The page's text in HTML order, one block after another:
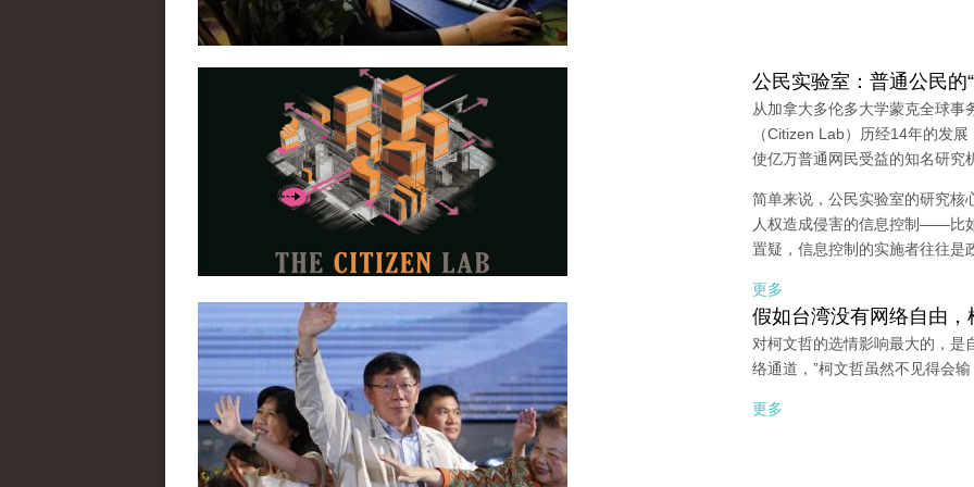
公民实验室：普通公民的
从加拿大多伦多大学蒙克全球
（Citizen Lab）历经14年的发
使亿万普通网民受益的知名研究
简单来说，公民实验室的研究核
人权造成侵害的信息控制——比
置疑，信息控制的实施者往往是
更多
假如台湾没有网络自由
对柯文哲的选情影响最大的，是
络通道，”柯文哲虽然不见得会
更多